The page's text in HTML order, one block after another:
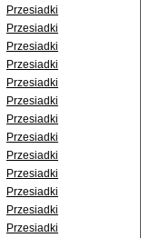
Przesiadki
Przesiadki
Przesiadki
Przesiadki
Przesiadki
Przesiadki
Przesiadki
Przesiadki
Przesiadki
Przesiadki
Przesiadki
Przesiadki
Przesiadki